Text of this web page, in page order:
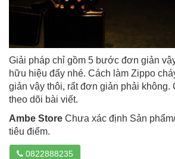
Giải pháp chỉ gồm 5 bước đơn giản
hữu hiệu đấy nhé. Cách làm Zippo
giản vậy thôi, rất đơn giản phải không.
theo dõi bài viết.
Ambe Store Chưa xác định Sản
tiêu điểm.
0822888235